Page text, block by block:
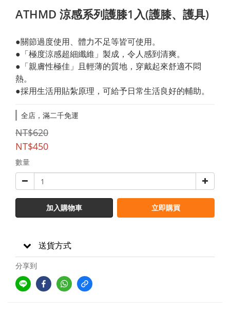
ATHMD 涼感系列護膝1入(護膝、護具)
●關節過度使用、體力不足等皆可使用。
●「極度涼感超細纖維」製成，令人感到清爽。
●「親膚性極佳」且輕薄的質地，穿戴起來舒適不悶
熱。
●採用生活用貼紮原理，可給予日常生活良好的輔助。
全店，滿二千免運
NT$620
NT$450
數量
加入購物車 立即購買
送貨方式
分享到